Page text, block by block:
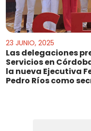
23 JUNIO, 2025
Las delegaciones
Servicios en
la nueva Ejecutiva
Pedro Ríos como